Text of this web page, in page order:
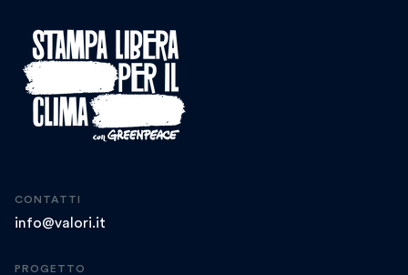
CONTATTI
info@valori.it
PROGETTO